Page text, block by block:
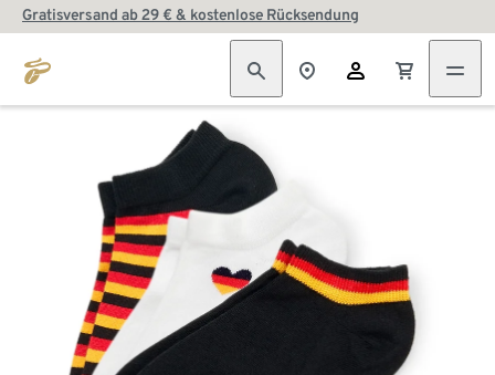
Gratisversand ab 29 € & kostenlose Rücksendung